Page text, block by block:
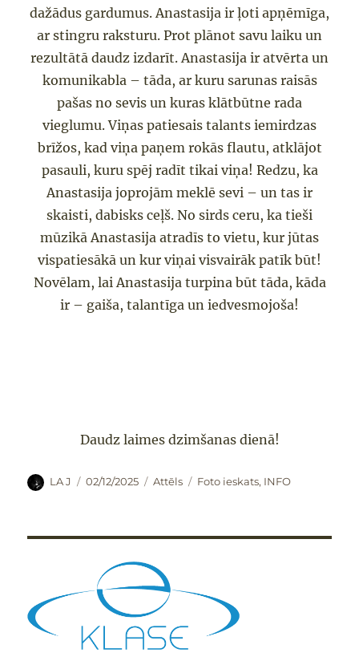
dažādus gardumus. Anastasija ir ļoti apņēmīga,
ar stingru raksturu. Prot plānot savu laiku un
rezultātā daudz izdarīt. Anastasija ir atvērta un
komunikabla – tāda, ar kuru sarunas raisās
pašas no sevis un kuras klātbūtne rada
vieglumu. Viņas patiesais talants iemirdzas
brīžos, kad viņa paņem rokās flautu, atklājot
pasauli, kuru spēj radīt tikai viņa! Redzu, ka
Anastasija joprojām meklē sevi – un tas ir
skaisti, dabisks ceļš. No sirds ceru, ka tieši
mūzikā Anastasija atradīs to vietu, kur jūtas
vispatiesākā un kur viņai visvairāk patīk būt!
Novēlam, lai Anastasija turpina būt tāda, kāda
ir – gaiša, talantīga un iedvesmojoša!
Daudz laimes dzimšanas dienā!
Autors
LA J Publicēts
02/12/2025 Formāts
Attēls Kategorijas
Foto ieskats, INFO